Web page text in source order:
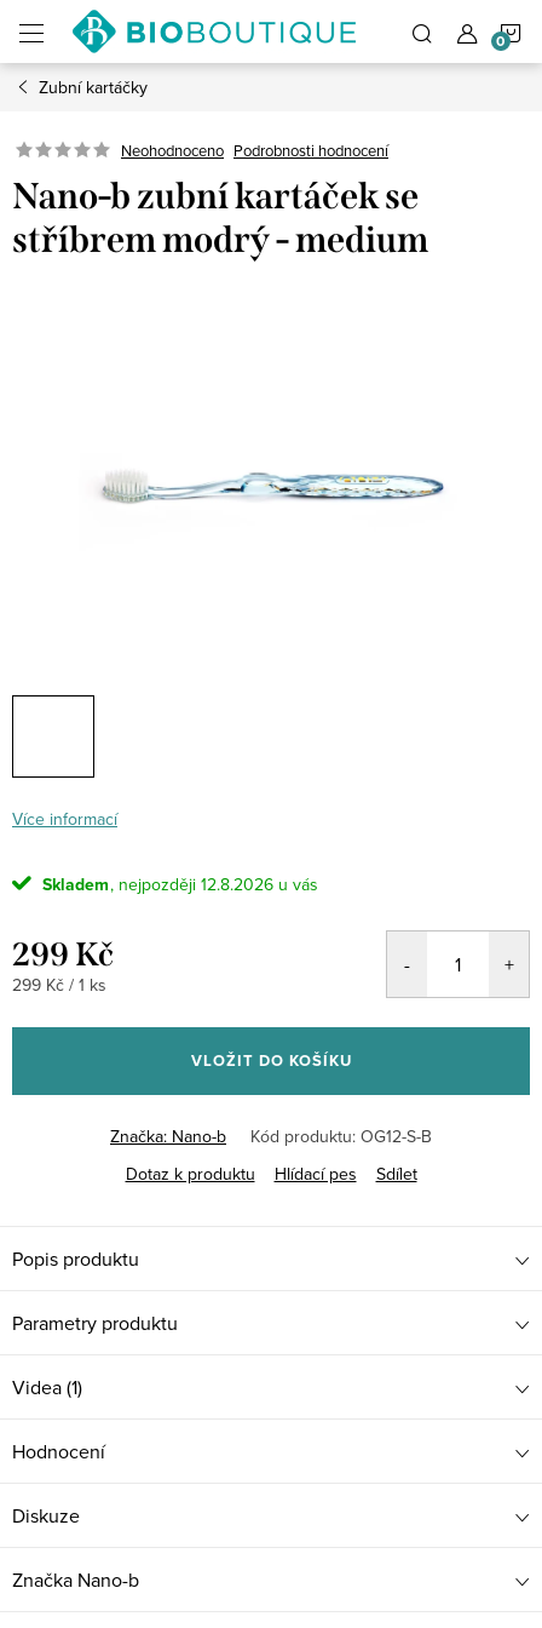
obsah
Zubní kartáčky
Neohodnoceno Podrobnosti hodnocení
Nano-b zubní kartáček se
stříbrem modrý - medium
Více informací
Skladem 12.8.2026
299 Kč
Měrná
299 Kč / 1 ks
VLOŽIT DO KOŠÍKU
Značka: Nano-b Kód produktu: OG12-S-B
Dotaz k produktu
Hlídací pes Sdílet
Popis produktu
Parametry produktu
Videa (1)
Hodnocení
Diskuze
Značka Nano-b